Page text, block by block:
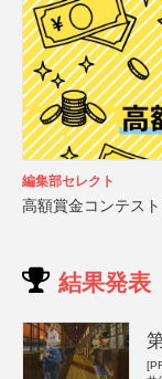
編集部セレクト
高額賞金コンテス
結果発表